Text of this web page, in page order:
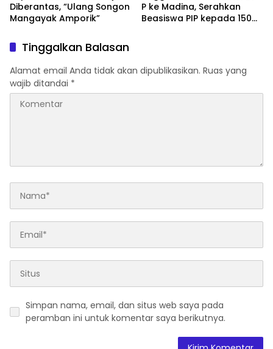
Diberantas, “Ulang Songon
Mangayak Amporik”
P ke Madina, Serahkan
Beasiswa PIP kepada 150
Tinggalkan Balasan
Alamat email Anda tidak akan dipublikasikan. Ruas yang
wajib ditandai *
Simpan nama, email, dan situs web saya pada
peramban ini untuk komentar saya berikutnya.